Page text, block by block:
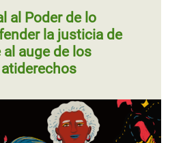
al Poder de lo
la justicia de
auge de los